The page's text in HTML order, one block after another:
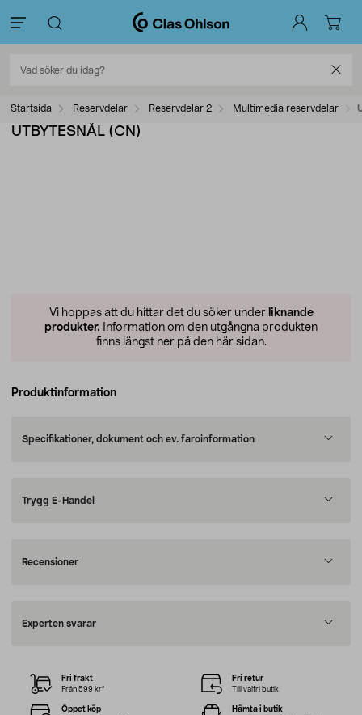
Startsida Reservdelar Reservdelar 2 Multimedia reservdelar
UTBYTESNÅL (CN)
Vi hoppas att du hittar det du söker under liknande
produkter. Information om den utgångna produkten
finns längst ner på den här sidan.
Produktinformation
Specifikationer, dokument och ev. faroinformation
Trygg E-Handel
Recensioner
Experten svarar
Fri frakt
Från 599 kr*
Fri retur
Till valfri butik
Öppet köp Hämta i butik